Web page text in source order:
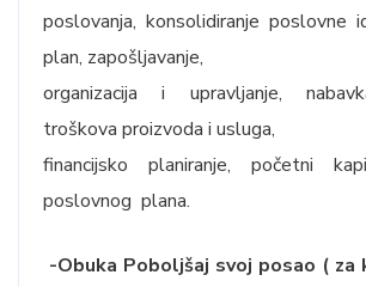
poslovanja, konsolidiranje poslovne
plan, zapošljavanje,
organizacija i upravljanje,
troškova proizvoda i usluga,
financijsko planiranje, početni
poslovnog plana.
-Obuka Poboljšaj svoj posao ( za